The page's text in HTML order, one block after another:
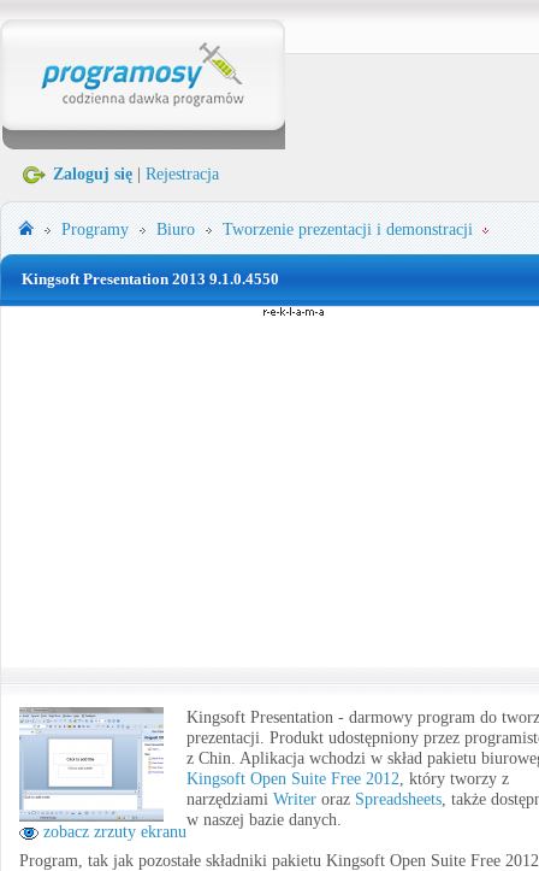
Zaloguj się Rejestracja
Programy Biuro Tworzenie prezentacji i demonstracji
Kingsoft Presentation 2013 9.1.0.4550
zobacz zrzuty ekranu
Kingsoft Presentation - darmowy program do
prezentacji. Produkt udostępniony przez
z Chin. Aplikacja wchodzi w skład pakietu
Kingsoft Open Suite Free 2012, który tworzy z
narzędziami Writer oraz Spreadsheets, także
w naszej bazie danych.
Program, tak jak pozostałe składniki pakietu Kingsoft Open Suite Free